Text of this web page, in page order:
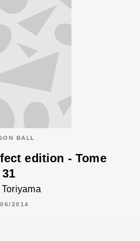
BALL
edition - Tome
31
2014